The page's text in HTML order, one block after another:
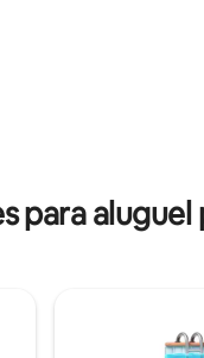
Penang ホ
para